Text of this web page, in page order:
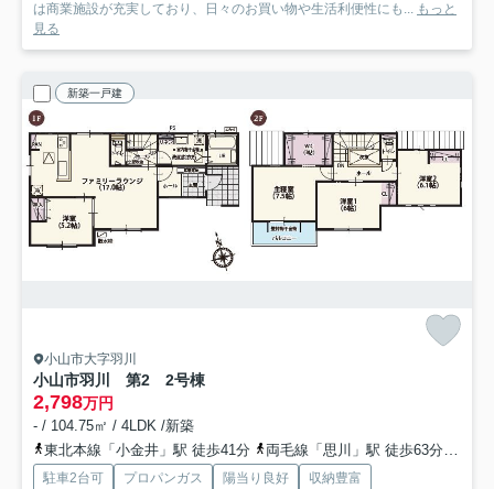
は商業施設が充実しており、日々のお買い物や生活利便性にも... もっと
見る
新築一戸建
小山市大字羽川
小山市羽川 第2 2号棟
2,798万円
- / 104.75㎡ / 4LDK /新築
東北本線「小金井」駅 徒歩41分
両毛線「思川」駅 徒歩63分
駐車2台可 プロパンガス 陽当り良好
収納豊富